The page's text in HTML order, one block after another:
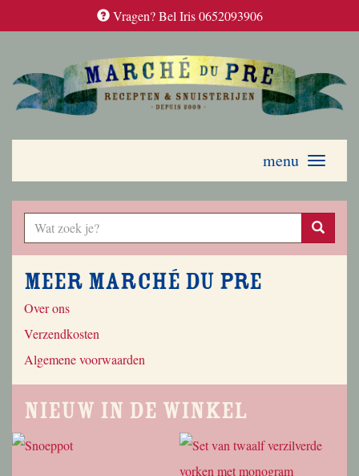
Vragen? Bel Iris 0652093906
Toggle
menu
Meer Marché du Pre
Over ons
Verzendkosten
Algemene voorwaarden
Nieuw in de winkel